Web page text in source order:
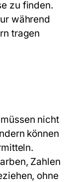
zu finden.
während
tragen
müssen nicht
können
Zahlen
ohne